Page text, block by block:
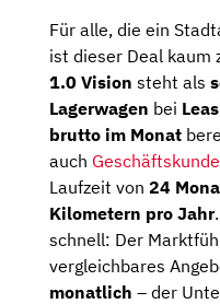
Für alle, die ein
ist dieser Deal kaum
1.0 Vision steht als
Lagerwagen bei
brutto im Monat
auch
Laufzeit von 24
Kilometern pro Jahr
schnell: Der
vergleichbares
monatlich – der